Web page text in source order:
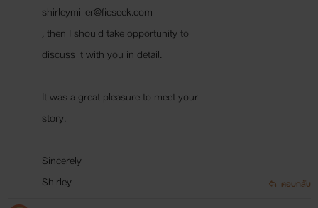
นั้น“เธอท้องก็ดีเหมือนกัน ฉันอยากมีลูก..นะ
ใบตองนะ”สุดจะทัดทานคนกระหายรัก เธอเอง
ได้ไหมคะว่าจะแต่งงานกับใบตอง?”“ฉันขอ
ให้ฉันทุกท่า” ใบตองพยักหน้ารับแบบอายๆ ไม่
shirleymiller@ficseek.com
, then I should take opportunity to
discuss it with you in detail.
It was a great pleasure to meet your
story.
Sincerely
Shirley
ตอบกลับ